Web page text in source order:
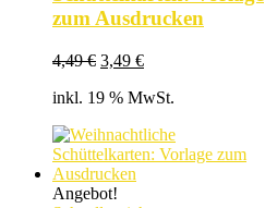
zum Ausdrucken
4,49€ Ursprünglicher
war:
3,49 €Aktueller
ist:
inkl. 19 % MwSt.
Angebot!